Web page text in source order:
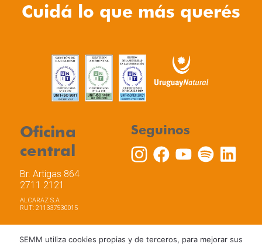
Cuidá lo que más querés
Oficina
central
Br. Artigas 864
2711 2121
ALCARAZ S.A
RUT: 211337530015
Seguinos
SEMM utiliza cookies propias y de terceros, para mejorar sus